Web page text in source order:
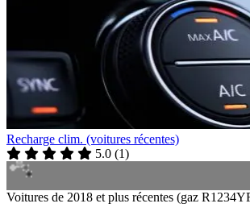
Recharge clim. (voitures récentes)
5.0 (1)
Voitures de 2018 et plus récentes (gaz